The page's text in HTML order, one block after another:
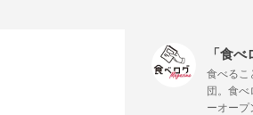
「食
食べるこ
団。食
ーオープ